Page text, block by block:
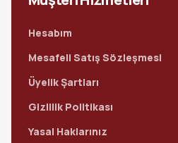
Hesabım
Mesafeli Satış Sözleşmesi
Üyelik Şartları
Gizlilik Politikası
Yasal Haklarınız